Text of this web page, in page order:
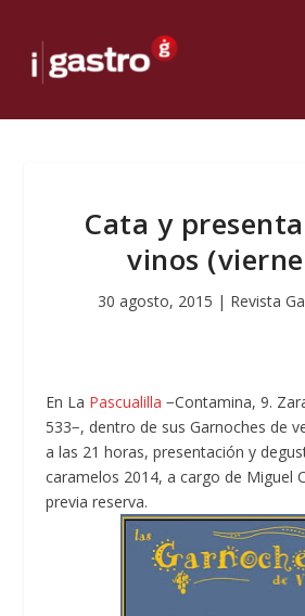
Cata y
vinos
30 agosto, 2015 | Revista
En La Pascualilla −Contamina, 9.
533−, dentro de sus Garnoches de
a las 21 horas, presentación y
caramelos 2014, a cargo de Miguel
previa reserva.